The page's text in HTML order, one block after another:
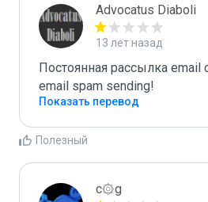
Advocatus Diaboli
13 лет назад
Постоянная рассылка email
email spam sending!
Показать перевод
Полезный
c۞g